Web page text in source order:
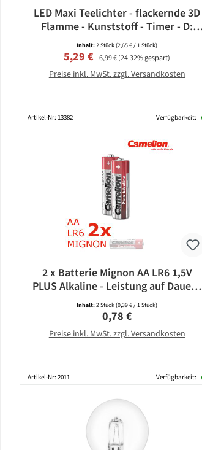
LED Maxi Teelichter - flackernde 3D
Flamme - Kunststoff - Timer - D:
5,8cm - weiß - 2er Set
Inhalt:2 Stück(2,65 € / 1 Stück)
Verkaufspreis:
5,29 € Regulärer Preis:
6,99 €(24.32% gespart)
Preise inkl. MwSt. zzgl. Versandkosten
Artikel-Nr: 13382 Verfügbarkeit:
2 x Batterie Mignon AA LR6 1,5V
PLUS Alkaline - Leistung auf Dauer -
CAMELION
Inhalt:2 Stück(0,39 € / 1 Stück)
Regulärer Preis:
0,78 €
Preise inkl. MwSt. zzgl. Versandkosten
Artikel-Nr: 2011 Verfügbarkeit: